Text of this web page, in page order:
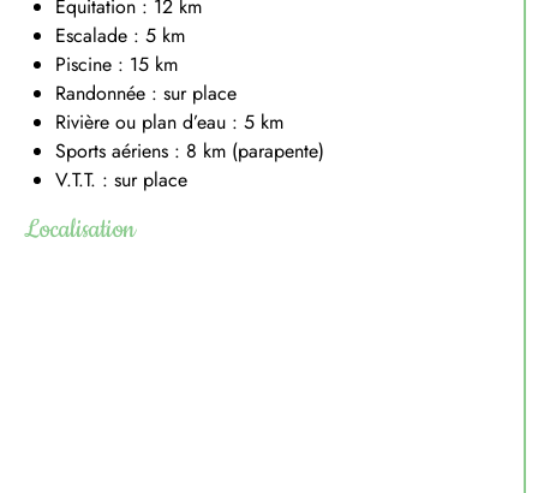
Equitation : 12 km
Escalade : 5 km
Piscine : 15 km
Randonnée : sur place
Rivière ou plan d’eau : 5 km
Sports aériens : 8 km (parapente)
V.T.T. : sur place
Localisation